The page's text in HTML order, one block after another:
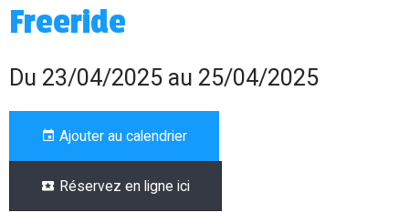
Freeride
Du 23/04/2025 au 25/04/2025
Ajouter au calendrier
Réservez en ligne ici